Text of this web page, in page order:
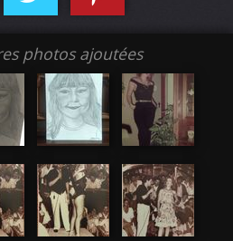
photos ajoutées